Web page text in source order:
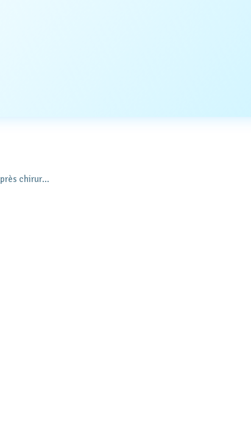
Réhabilitation améliorée après chirurgie (RAAC)